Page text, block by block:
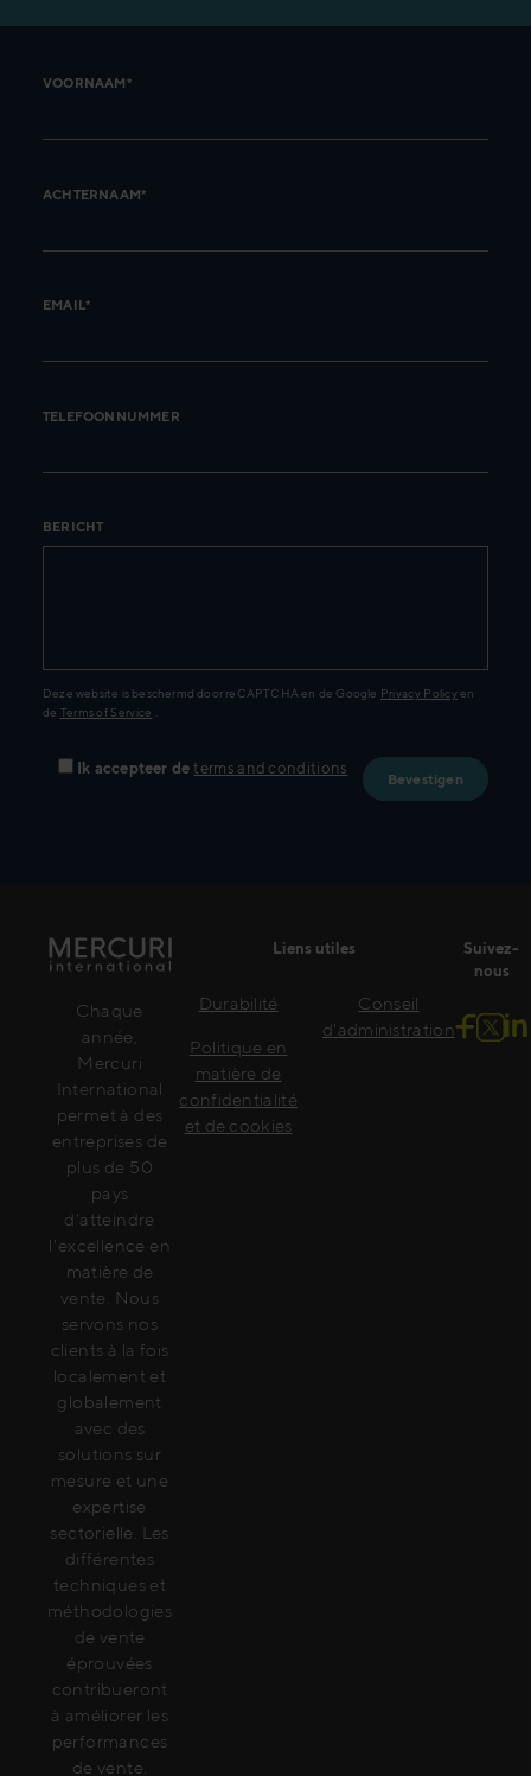
VOORNAAM*
ACHTERNAAM*
EMAIL*
TELEFOONNUMMER
BERICHT
Deze website is beschermd door reCAPTCHA en de Google Privacy Policyen
de Terms of Service
Ik accepteer de terms and conditions
Chaque
année,
Mercuri
International
permet à des
entreprises de
plus de 50
pays
d'atteindre
l'excellence en
matière de
vente. Nous
servons nos
clients à la fois
localement et
globalement
avec des
solutions sur
mesure et une
expertise
sectorielle. Les
différentes
techniques et
méthodologies
de vente
éprouvées
contribueront
à améliorer les
performances
de vente.
Liens utiles
Durabilité
Politique en
matière de
confidentialité
et de cookies
Conseil
d'administration
Suivez-
nous